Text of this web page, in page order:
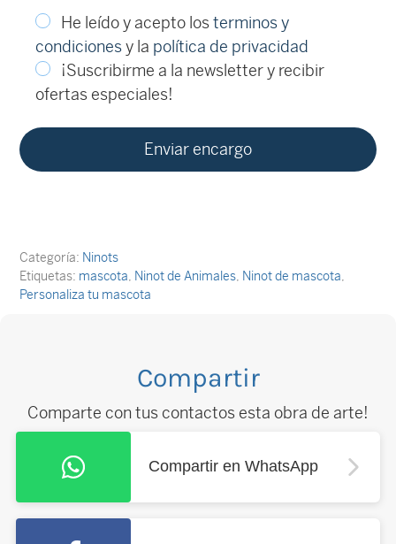
He leído y acepto losterminos y
condicionesy la política de privacidad
¡Suscribirme a la newsletter y recibir
ofertas especiales!
Categoría: Ninots
Etiquetas: mascota Ninot de Animales Ninot de mascota
Personaliza tu mascota
Compartir
Comparte con tus contactos esta obra de arte!
Compartir en WhatsApp